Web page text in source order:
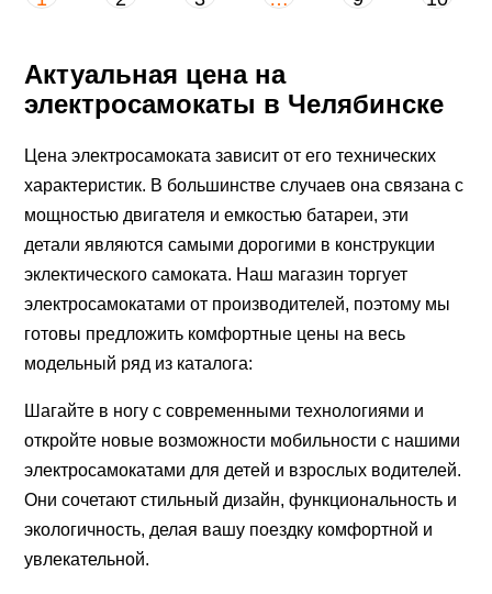
Актуальная цена на
электросамокаты в Челябинске
Цена электросамоката зависит от его технических
характеристик. В большинстве случаев она связана с
мощностью двигателя и емкостью батареи, эти
детали являются самыми дорогими в конструкции
эклектического самоката. Наш магазин торгует
электросамокатами от производителей, поэтому мы
готовы предложить комфортные цены на весь
модельный ряд из каталога:
Шагайте в ногу с современными технологиями и
откройте новые возможности мобильности с нашими
электросамокатами для детей и взрослых водителей.
Они сочетают стильный дизайн, функциональность и
экологичность, делая вашу поездку комфортной и
увлекательной.